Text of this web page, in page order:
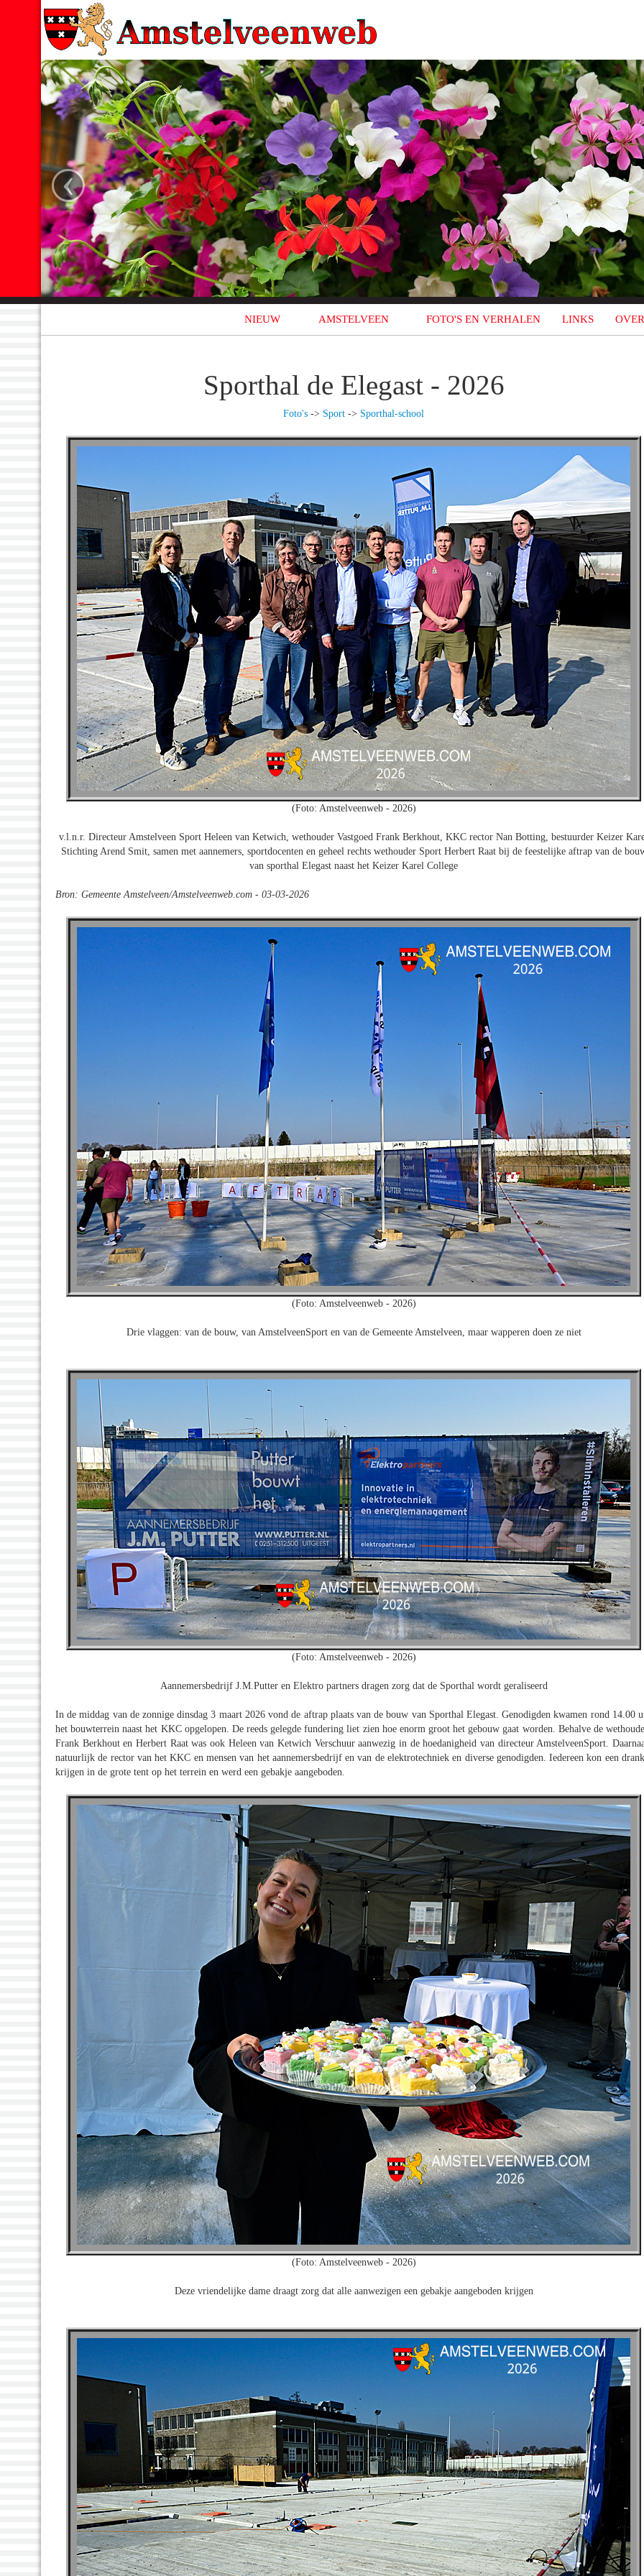
‹
NIEUW AMSTELVEEN FOTO'S EN VERHALEN LINKS
Sporthal de Elegast - 2026
Foto's -> Sport -> Sporthal-school
(Foto: Amstelveenweb - 2026)
v.l.n.r. Directeur Amstelveen Sport Heleen van Ketwich, wethouder Vastgoed Frank Berkhout, KKC rector Nan Botting, bestuurder Keizer
Stichting Arend Smit, samen met aannemers, sportdocenten en geheel rechts wethouder Sport Herbert Raat bij de feestelijke aftrap van de
van sporthal Elegast naast het Keizer Karel College
Bron: Gemeente Amstelveen/Amstelveenweb.com - 03-03-2026
(Foto: Amstelveenweb - 2026)
Drie vlaggen: van de bouw, van AmstelveenSport en van de Gemeente Amstelveen, maar wapperen doen ze niet
(Foto: Amstelveenweb - 2026)
Aannemersbedrijf J.M.Putter en Elektro partners dragen zorg dat de Sporthal wordt geraliseerd
In de middag van de zonnige dinsdag 3 maart 2026 vond de aftrap plaats van de bouw van Sporthal Elegast. Genodigden kwamen rond 14.00
het bouwterrein naast het KKC opgelopen. De reeds gelegde fundering liet zien hoe enorm groot het gebouw gaat worden. Behalve de
Frank Berkhout en Herbert Raat was ook Heleen van Ketwich Verschuur aanwezig in de hoedanigheid van directeur AmstelveenSport.
natuurlijk de rector van het KKC en mensen van het aannemersbedrijf en van de elektrotechniek en diverse genodigden. Iedereen kon een
krijgen in de grote tent op het terrein en werd een gebakje aangeboden.
(Foto: Amstelveenweb - 2026)
Deze vriendelijke dame draagt zorg dat alle aanwezigen een gebakje aangeboden krijgen